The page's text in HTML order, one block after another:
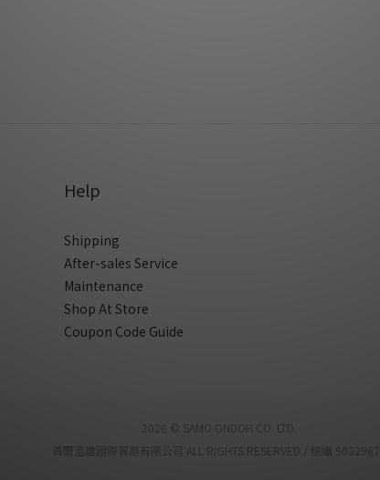
Help
Shipping
After-sales Service
Maintenance
Shop At Store
Coupon Code Guide
2026 © SAMO ONDOH CO. LTD.
首爾溫度國際貿易有限公司 ALL RIGHTS RESERVED / 統編 90329672